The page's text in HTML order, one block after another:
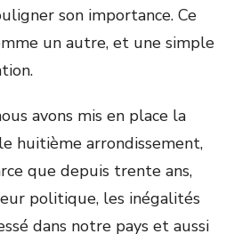
son importance. Ce
un autre, et une simple
avons mis en place la
huitième arrondissement,
que depuis trente ans,
politique, les inégalités
dans notre pays et aussi